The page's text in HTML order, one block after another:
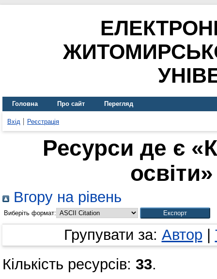
Головна Про сайт Перегляд
Вхід Реєстрація
Ресурси де є
Вгору на рівень
Виберіть формат:
Групувати за: Автор
Кількість ресурсів: 33.